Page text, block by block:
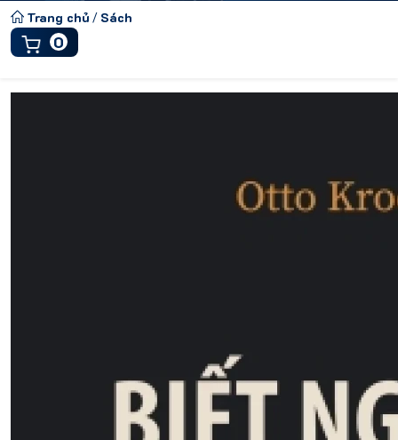
Trang chủ / Sách
0